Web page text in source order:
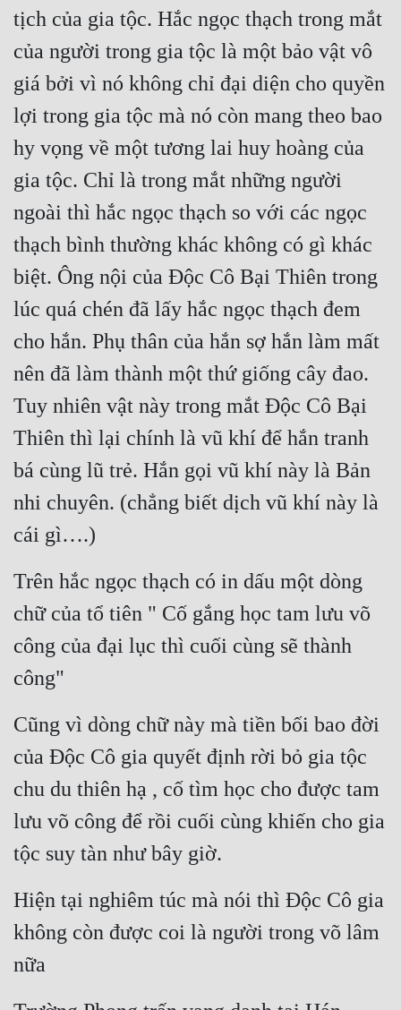
Kiếm Hiệp
Kỳ Huyễn
Kỳ Ảo
Làm Giàu
Lịch Sử
Mưu Mô
Mạt Thế
Mỹ Thực
Ngôn Tình
Ngược
Nữ Cường
Phong Thủy - Tâm Linh
Phương Tây
Quân Sự
Sảng Văn
Thanh Xuân
Tiên Hiệp
Tiểu Thuyết
Triều Đấu
Trùng Sinh
tịch của gia tộc. Hắc ngọc thạch trong mắt
của người trong gia tộc là một bảo vật vô
giá bởi vì nó không chỉ đại diện cho quyền
lợi trong gia tộc mà nó còn mang theo bao
hy vọng về một tương lai huy hoàng của
gia tộc. Chỉ là trong mắt những người
ngoài thì hắc ngọc thạch so với các ngọc
thạch bình thường khác không có gì khác
biệt. Ông nội của Độc Cô Bại Thiên trong
lúc quá chén đã lấy hắc ngọc thạch đem
cho hắn. Phụ thân của hắn sợ hắn làm mất
nên đã làm thành một thứ giống cây đao.
Tuy nhiên vật này trong mắt Độc Cô Bại
Thiên thì lại chính là vũ khí để hắn tranh
bá cùng lũ trẻ. Hắn gọi vũ khí này là Bản
nhi chuyên. (chẳng biết dịch vũ khí này là
cái gì….)
Trên hắc ngọc thạch có in dấu một dòng
chữ của tổ tiên " Cố gắng học tam lưu võ
công của đại lục thì cuối cùng sẽ thành
công"
Cũng vì dòng chữ này mà tiền bối bao đời
của Độc Cô gia quyết định rời bỏ gia tộc
chu du thiên hạ , cố tìm học cho được tam
lưu võ công để rồi cuối cùng khiến cho gia
tộc suy tàn như bây giờ.
Hiện tại nghiêm túc mà nói thì Độc Cô gia
không còn được coi là người trong võ lâm
nữa